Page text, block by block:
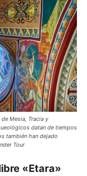
Mesia, Tracia y
datan de tiempos
también han dejado
Tour
«Etara»